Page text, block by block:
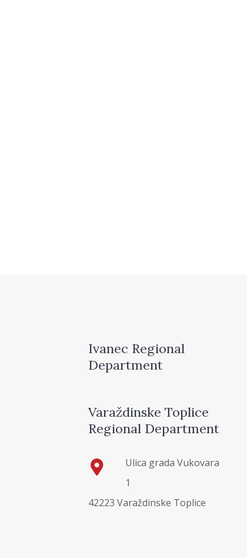
Ivanec Regional
Department
Varaždinske Toplice
Regional Department
Ulica grada Vukovara
1
42223 Varaždinske Toplice